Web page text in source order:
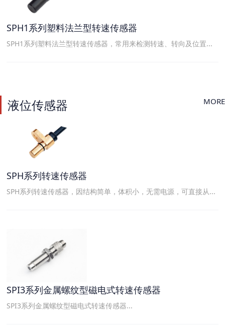
SPH1系列塑料法兰型转速传感器
SPH1系列塑料法兰型转速传感器，常用来检测转速、转向及位置...
液位传感器 MORE
SPH系列转速传感器
SPH系列转速传感器，因结构简单，体积小，无需电源，可直接从...
SPI3系列金属螺纹型磁电式转速传感器
SPI3系列金属螺纹型磁电式转速传感器...